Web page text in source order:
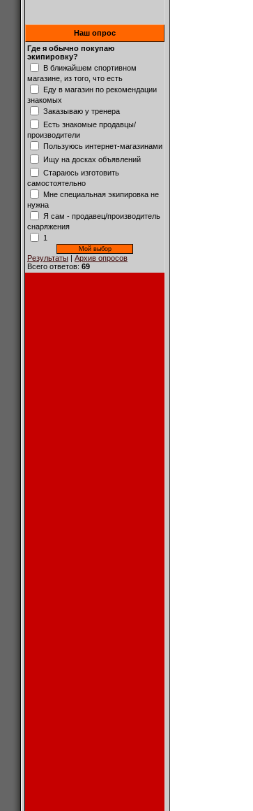
Наш опрос
Где я обычно покупаю
экипировку?
В ближайшем спортивном
магазине, из того, что есть
Еду в магазин по рекомендации
знакомых
Заказываю у тренера
Есть знакомые продавцы/
производители
Пользуюсь интернет-магазинами
Ищу на досках объявлений
Стараюсь изготовить
самостоятельно
Мне специальная экипировка не
нужна
Я сам - продавец/производитель
снаряжения
1
Результаты | Архив опросов
Всего ответов: 69